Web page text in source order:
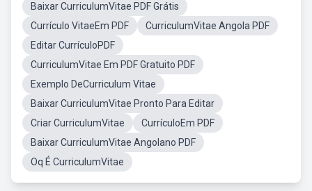
Baixar CurriculumVitae PDF Grátis
Currículo VitaeEm PDF
CurriculumVitae Angola PDF
Editar CurrículoPDF
CurriculumVitae Em PDF Gratuito PDF
Exemplo DeCurriculum Vitae
Baixar CurriculumVitae Pronto Para Editar
Criar CurriculumVitae
CurrículoEm PDF
Baixar CurriculumVitae Angolano PDF
Oq É CurriculumVitae